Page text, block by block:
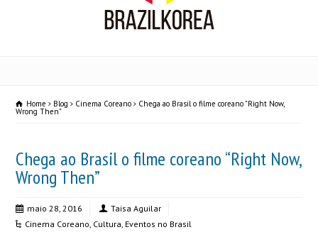
Home Blog Cinema Coreano Chega ao Brasil o filme coreano "Right Now,
Wrong Then"
Chega ao Brasil o filme coreano “Right Now,
Wrong Then”
maio 28, 2016
Taisa Aguilar
Cinema Coreano, Cultura, Eventos no Brasil